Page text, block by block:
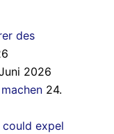
des
2026
24.
expel